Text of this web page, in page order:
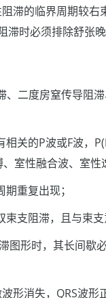
滞的临界周期较右
时必须排除舒张
二度房窒传导阻
关的P波或F波，
室性融合波、室性
重复出现；
支阻滞，且与束支
图形时，其长间歇
形消失，QRS波